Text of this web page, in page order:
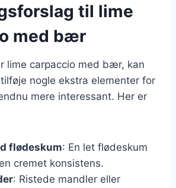
til lime
med bær
lime carpaccio med bær, kan
nogle ekstra elementer for
mere interessant. Her er
flødeskum: En let flødeskum
cremet konsistens.
: Ristede mandler eller